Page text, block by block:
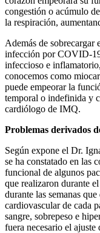
congestión o acúmulo
la respiración,
Además de sobrecargar
infección por COVID-
infeccioso e
conocemos como
puede empeorar la
temporal o indefinida y
cardiólogo de IMQ.
Problemas derivados
Según expone el Dr.
se ha constatado en las
funcional de algunos
que realizaron durante
durante las semanas
cardiovascular de cada
sangre, sobrepeso e
fuera necesario el ajuste